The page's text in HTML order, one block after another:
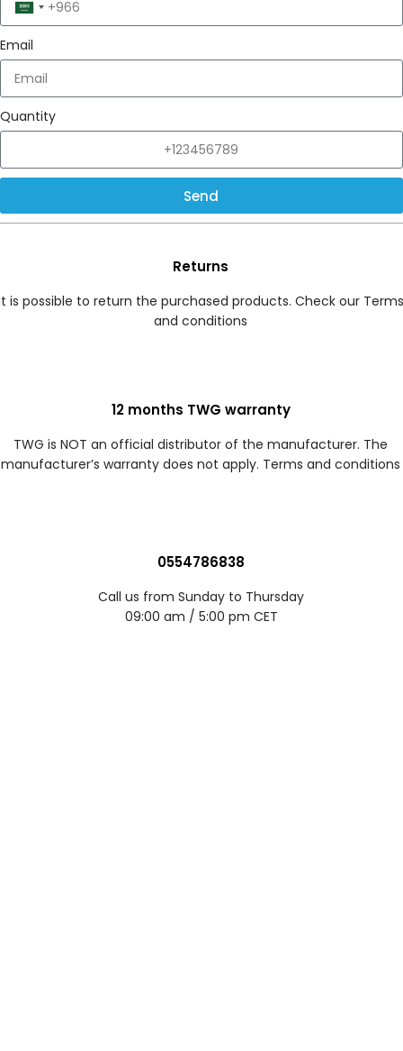
Saudi
Arabia
+966
Email
Quantity
Send
Returns
is possible to return the purchased products. Check our Terms
and conditions
12 months TWG warranty
TWG is NOT an official distributor of the manufacturer. The
manufacturer’s warranty does not apply. Terms and conditions
0554786838
Call us from Sunday to Thursday
09:00 am / 5:00 pm CET